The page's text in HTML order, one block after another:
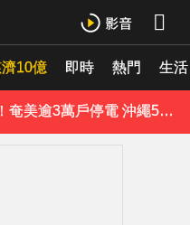
10億 即時 熱門 生活
天下大小事！
白海豚颱風強襲日本！奄美逾3萬戶停電 沖繩5人受傷